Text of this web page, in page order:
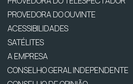
PROVEDORA DO OUVINTE
ACESSIBILIDADES
SATÉLITES
A EMPRESA
CONSELHO GERAL INDEPENDENTE